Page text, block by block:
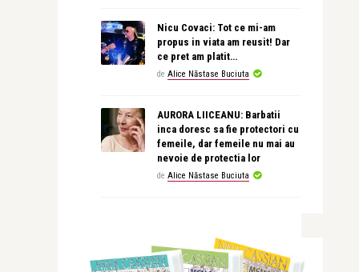
Nicu Covaci: Tot ce mi-am
propus in viata am reusit! Dar
ce pret am platit…
de Alice Năstase Buciuta
AURORA LIICEANU: Barbatii
inca doresc sa fie protectori cu
femeile, dar femeile nu mai au
nevoie de protectia lor
de Alice Năstase Buciuta